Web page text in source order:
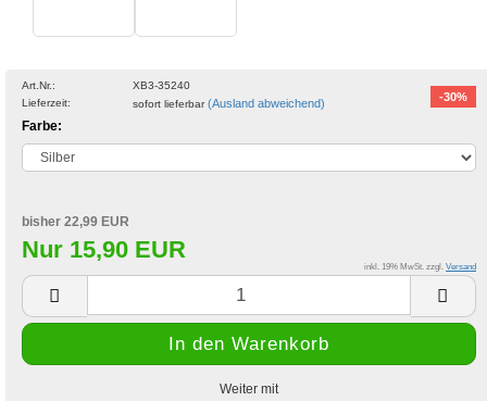
-30%
Art.Nr.:
XB3-35240
Lieferzeit:
sofort lieferbar(Ausland abweichend)
Farbe:
bisher 22,99 EUR
Nur 15,90 EUR
inkl. 19% MwSt. zzgl. Versand
Weiter mit